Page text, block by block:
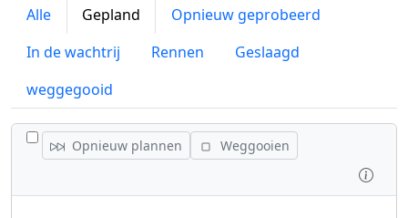
Alle Gepland
Opnieuw geprobeerd
In de wachtrij
Rennen
Geslaagd
weggegooid
WISSEL ALLE VACATURES AF
Opnieuw plannen
Weggooien